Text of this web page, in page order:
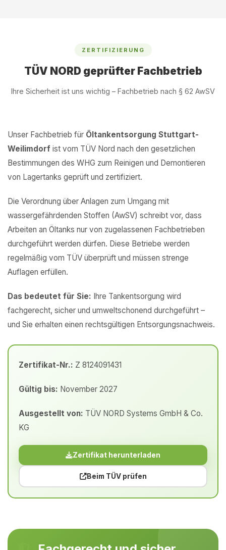
ZERTIFIZIERUNG
TÜV NORD geprüfter Fachbetrieb
Ihre Sicherheit ist uns wichtig – Fachbetrieb nach § 62 AwSV
Unser Fachbetrieb für Öltankentsorgung Stuttgart-
Weilimdorf ist vom TÜV Nord nach den gesetzlichen
Bestimmungen des WHG zum Reinigen und Demontieren
von Lagertanks geprüft und zertifiziert.
Die Verordnung über Anlagen zum Umgang mit
wassergefährdenden Stoffen (AwSV) schreibt vor, dass
Arbeiten an Öltanks nur von zugelassenen Fachbetrieben
durchgeführt werden dürfen. Diese Betriebe werden
regelmäßig vom TÜV überprüft und müssen strenge
Auflagen erfüllen.
Das bedeutet für Sie: Ihre Tankentsorgung wird
fachgerecht, sicher und umweltschonend durchgeführt –
und Sie erhalten einen rechtsgültigen Entsorgungsnachweis.
Zertifikat-Nr.: Z 8124091431
Gültig bis: November 2027
Ausgestellt von: TÜV NORD Systems GmbH & Co.
KG
Zertifikat herunterladen
Beim TÜV prüfen